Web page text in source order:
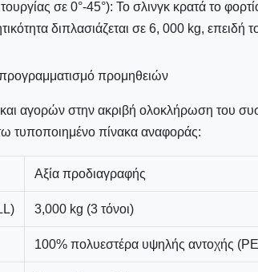
σε 0°-45°): Το σλινγκ κρατά το
διπλασιάζεται σε 6, 000 kg, επειδή
προμηθειών
αγορών στην ακριβή ολοκλήρωση του
τυποποιημένο πίνακα αναφοράς:
Αξία προδιαγραφής
3,000 kg (3 τόνοι)
100% πολυεστέρα υψηλής αντοχής